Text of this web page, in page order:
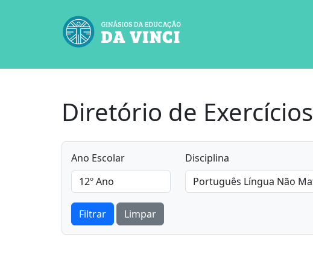
Diretório de Exercícios
Ano Escolar Disciplina
Filtrar Limpar